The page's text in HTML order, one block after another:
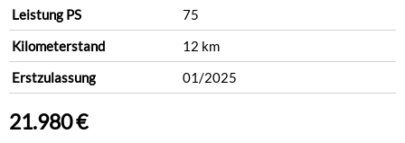
Leistung PS
75
Kilometerstand
12 km
Erstzulassung
01/2025
21.980 €